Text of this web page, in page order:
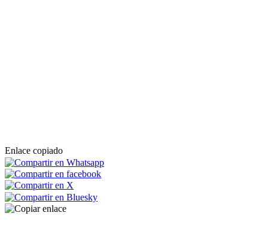
Enlace copiado